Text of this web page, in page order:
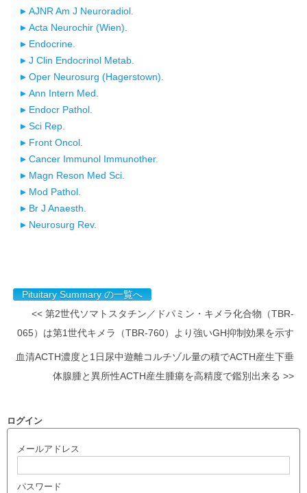
AJNR Am J Neuroradiol.
Acta Neurochir (Wien).
Endocrine.
J Clin Endocrinol Metab.
Oper Neurosurg (Hagerstown).
Ann Intern Med.
Endocr Pathol.
Sci Rep.
Front Oncol.
Cancer Immunol Immunother.
Magn Reson Med Sci.
Mod Pathol.
Br J Anaesth.
Neurosurg Rev.
Pituitary Summary の一覧へ
<< 第2世代ソマトスタチン／ドパミン・キメラ化合物（TBR-
065）は第1世代キメラ（TBR-760）より強いGH抑制効果を示す
血清ACTH濃度と1日尿中遊離コルチゾル量の積でACTH産生下垂
体腺腫と異所性ACTH産生腫瘍を高精度で鑑別出来る >>
ログイン
メールアドレス
パスワード